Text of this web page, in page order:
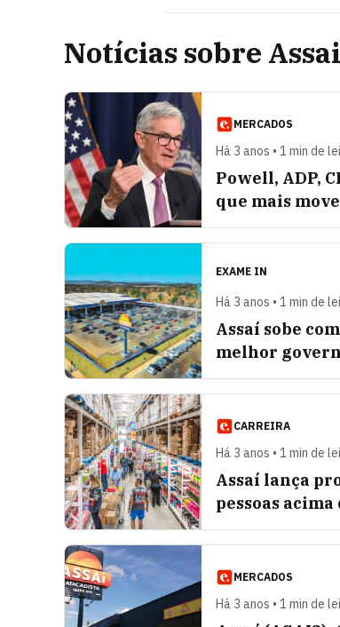
Notícias sobre Assai
MERCADOS
Há 3 anos • 1 min de
Powell, ADP,
que mais
EXAME IN
Há 3 anos • 1 min de
Assaí sobe
melhor
CARREIRA
Há 3 anos • 1 min de
Assaí lança
pessoas acima
MERCADOS
Há 3 anos • 1 min de